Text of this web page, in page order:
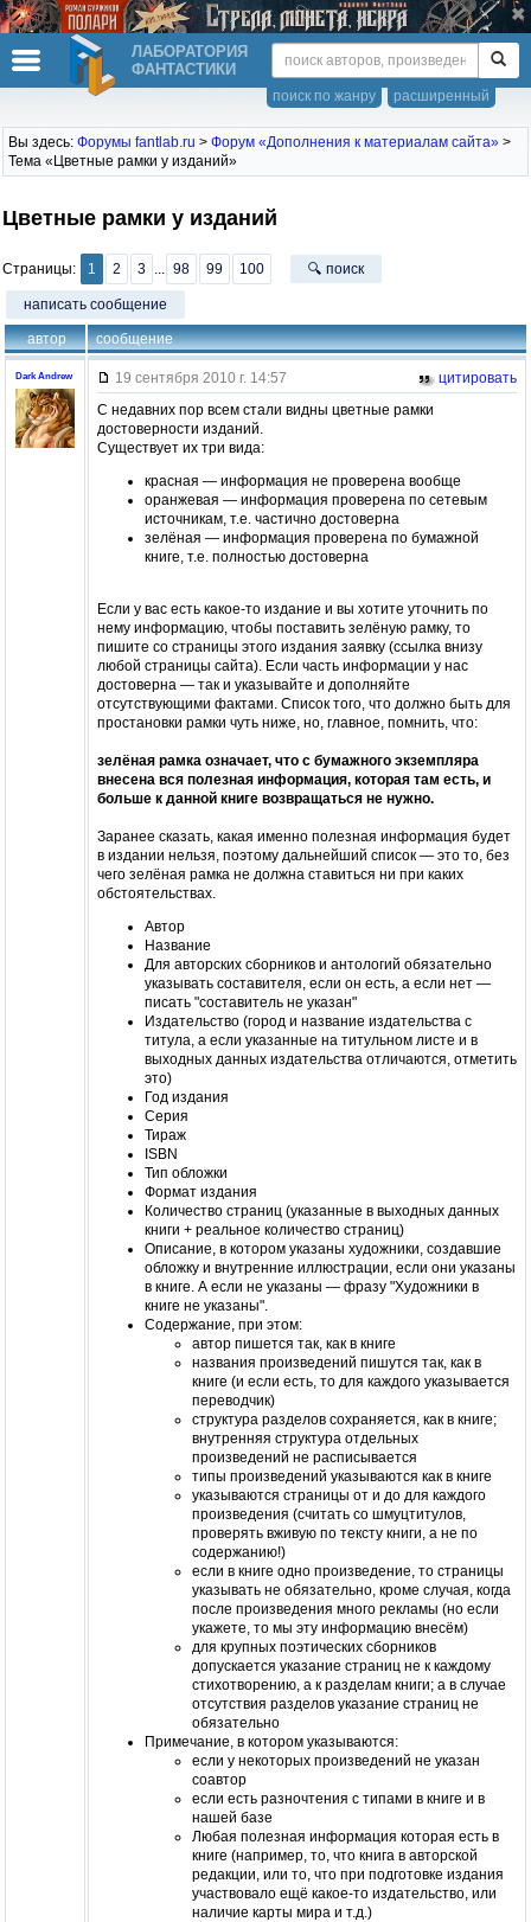
ЛАБОРАТОРИЯ
ФАНТАСТИКИ
расширенный
поиск по жанру
Вы здесь: Форумы fantlab.ru > Форум «Дополнения к материалам сайта» >
Тема «Цветные рамки у изданий»
Цветные рамки у изданий
Страницы: 1 2 3 ... 98 99 100 🔍 поиск
написать сообщение
автор сообщение
Dark Andrew 19 сентября 2010 г. 14:57
цитировать
С недавних пор всем стали видны цветные рамки
достоверности изданий.
Существует их три вида:
красная — информация не проверена вообще
оранжевая — информация проверена по сетевым
источникам, т.е. частично достоверна
зелёная — информация проверена по бумажной
книге, т.е. полностью достоверна
Если у вас есть какое-то издание и вы хотите уточнить по
нему информацию, чтобы поставить зелёную рамку, то
пишите со страницы этого издания заявку (ссылка внизу
любой страницы сайта). Если часть информации у нас
достоверна — так и указывайте и дополняйте
отсутствующими фактами. Список того, что должно быть для
простановки рамки чуть ниже, но, главное, помнить, что:
зелёная рамка означает, что с бумажного экземпляра
внесена вся полезная информация, которая там есть, и
больше к данной книге возвращаться не нужно.
Заранее сказать, какая именно полезная информация будет
в издании нельзя, поэтому дальнейший список — это то, без
чего зелёная рамка не должна ставиться ни при каких
обстоятельствах.
Автор
Название
Для авторских сборников и антологий обязательно
указывать составителя, если он есть, а если нет —
писать "составитель не указан"
Издательство (город и название издательства с
титула, а если указанные на титульном листе и в
выходных данных издательства отличаются, отметить
это)
Год издания
Серия
Тираж
ISBN
Тип обложки
Формат издания
Количество страниц (указанные в выходных данных
книги + реальное количество страниц)
Описание, в котором указаны художники, создавшие
обложку и внутренние иллюстрации, если они указаны
в книге. А если не указаны — фразу "Художники в
книге не указаны".
Содержание, при этом:
автор пишется так, как в книге
названия произведений пишутся так, как в
книге (и если есть, то для каждого указывается
переводчик)
структура разделов сохраняется, как в книге;
внутренняя структура отдельных
произведений не расписывается
типы произведений указываются как в книге
указываются страницы от и до для каждого
произведения (считать со шмуцтитулов,
проверять вживую по тексту книги, а не по
содержанию!)
если в книге одно произведение, то страницы
указывать не обязательно, кроме случая, когда
после произведения много рекламы (но если
укажете, то мы эту информацию внесём)
для крупных поэтических сборников
допускается указание страниц не к каждому
стихотворению, а к разделам книги; а в случае
отсутствия разделов указание страниц не
обязательно
Примечание, в котором указываются:
если у некоторых произведений не указан
соавтор
если есть разночтения с типами в книге и в
нашей базе
Любая полезная информация которая есть в
книге (например, то, что книга в авторской
редакции, или то, что при подготовке издания
участвовало ещё какое-то издательство, или
наличие карты мира и т.д.)